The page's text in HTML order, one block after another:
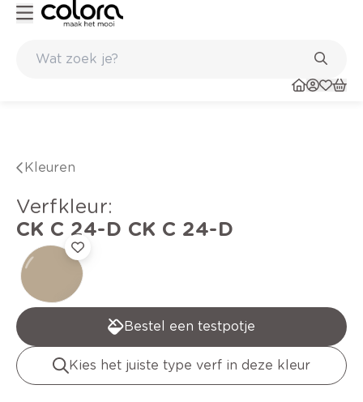
Kleuren
verfkleur:
CK C 24-D CK C 24-D
Bestel een testpotje
Kies het juiste type verf in deze kleur